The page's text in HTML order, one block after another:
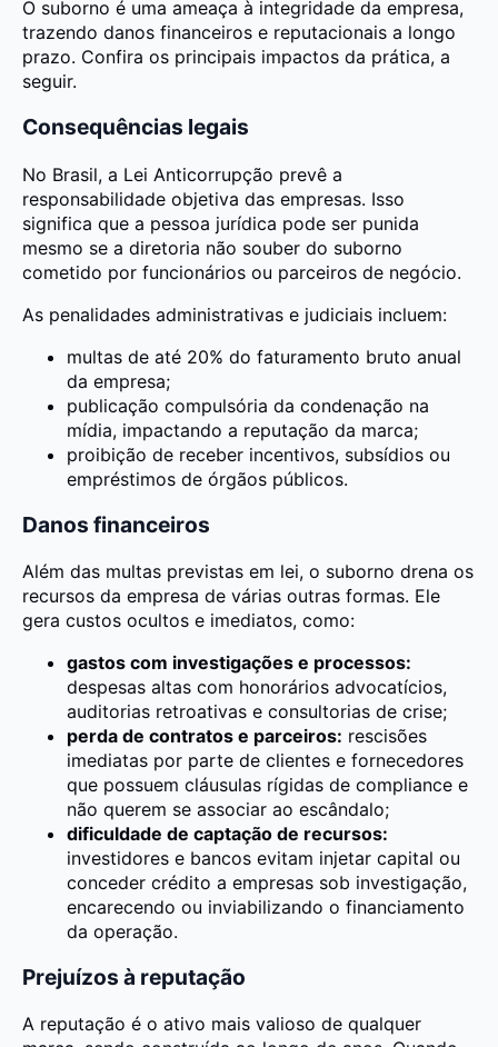
O suborno é uma ameaça à integridade da empresa,
trazendo danos financeiros e reputacionais a longo
prazo. Confira os principais impactos da prática, a
seguir.
Consequências legais
No Brasil, a Lei Anticorrupção prevê a
responsabilidade objetiva das empresas. Isso
significa que a pessoa jurídica pode ser punida
mesmo se a diretoria não souber do suborno
cometido por funcionários ou parceiros de negócio.
As penalidades administrativas e judiciais incluem:
multas de até 20% do faturamento bruto anual
da empresa;
publicação compulsória da condenação na
mídia, impactando a reputação da marca;
proibição de receber incentivos, subsídios ou
empréstimos de órgãos públicos.
Danos financeiros
Além das multas previstas em lei, o suborno drena os
recursos da empresa de várias outras formas. Ele
gera custos ocultos e imediatos, como:
gastos com investigações e processos:
despesas altas com honorários advocatícios,
auditorias retroativas e consultorias de crise;
perda de contratos e parceiros: rescisões
imediatas por parte de clientes e fornecedores
que possuem cláusulas rígidas de compliance e
não querem se associar ao escândalo;
dificuldade de captação de recursos:
investidores e bancos evitam injetar capital ou
conceder crédito a empresas sob investigação,
encarecendo ou inviabilizando o financiamento
da operação.
Prejuízos à reputação
A reputação é o ativo mais valioso de qualquer